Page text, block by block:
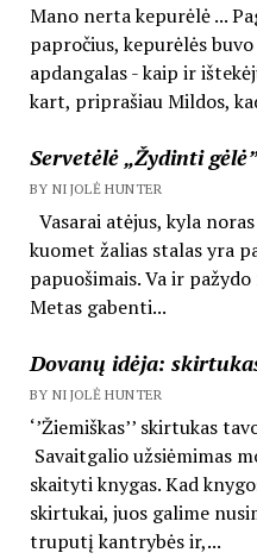
Mano nerta kepurėlė ...
papročius, kepurėlės
apdangalas - kaip ir
kart, priprašiau Mildos,
Servetėlė „Žydinti gėlė”
BY NIJOLĖ HUNTER
Vasarai atėjus, kyla
kuomet žalias stalas yra
papuošimais. Va ir
Metas gabenti...
Dovanų idėja:
BY NIJOLĖ HUNTER
‘’Žiemiškas’’ skirtukas
Savaitgalio užsiėmimas
skaityti knygas. Kad
skirtukai, juos galime
truputį kantrybės ir,...